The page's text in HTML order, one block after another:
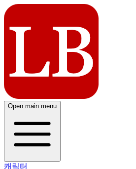
Open main menu
캐릭터